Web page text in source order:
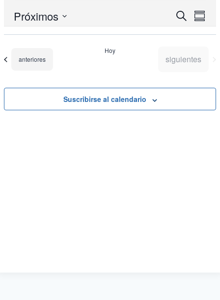
de
búsqueda
vistas
de
Buscar
de
Próximos
Eventos
anteriores
Hoy
Eventos
siguientes
Suscribirse al calendario